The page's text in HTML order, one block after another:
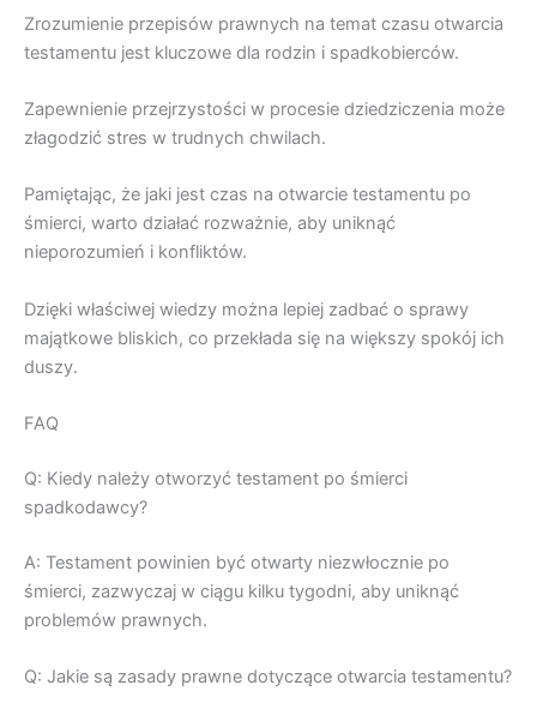
Zrozumienie przepisów prawnych na temat czasu otwarcia
testamentu jest kluczowe dla rodzin i spadkobierców.
Zapewnienie przejrzystości w procesie dziedziczenia może
złagodzić stres w trudnych chwilach.
Pamiętając, że jaki jest czas na otwarcie testamentu po
śmierci, warto działać rozważnie, aby uniknąć
nieporozumień i konfliktów.
Dzięki właściwej wiedzy można lepiej zadbać o sprawy
majątkowe bliskich, co przekłada się na większy spokój ich
duszy.
FAQ
Q: Kiedy należy otworzyć testament po śmierci
spadkodawcy?
A: Testament powinien być otwarty niezwłocznie po
śmierci, zazwyczaj w ciągu kilku tygodni, aby uniknąć
problemów prawnych.
Q: Jakie są zasady prawne dotyczące otwarcia testamentu?